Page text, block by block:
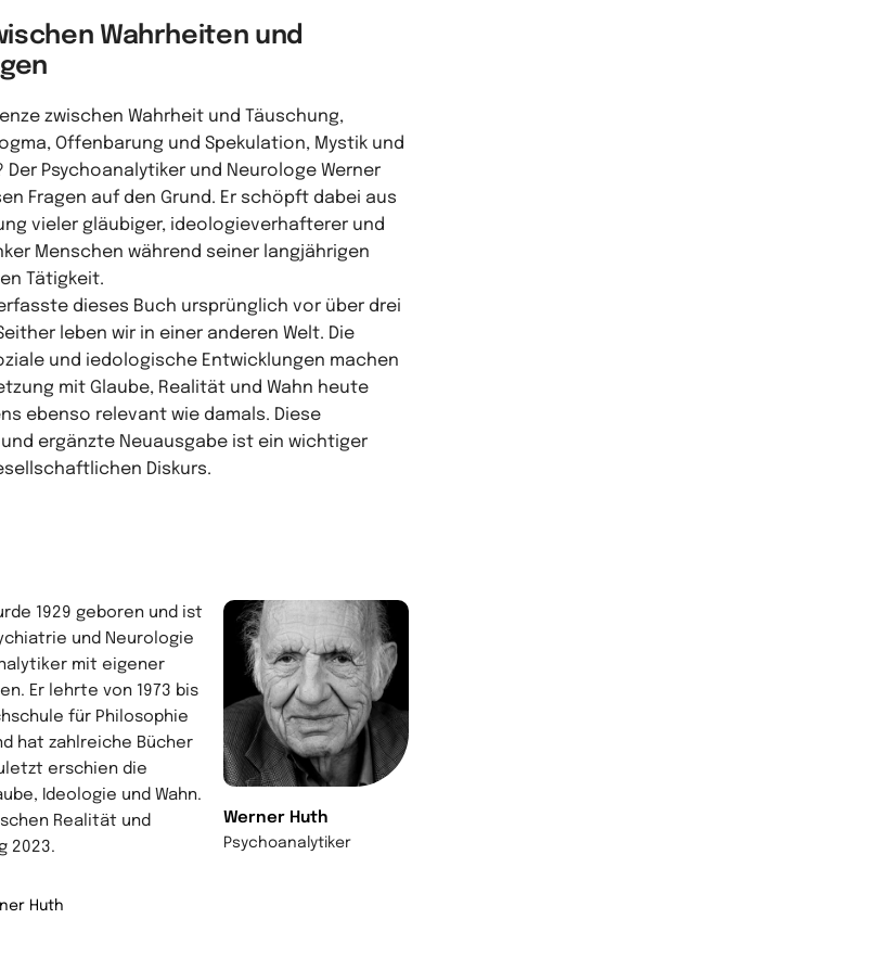
Wahrheiten und
zwischen Wahrheit und Täuschung,
Offenbarung und Spekulation, Mystik und
Psychoanalytiker und Neurologe Werner
Fragen auf den Grund. Er schöpft dabei aus
vieler gläubiger, ideologieverhafterer und
Menschen während seiner langjährigen
Tätigkeit.
dieses Buch ursprünglich vor über drei
leben wir in einer anderen Welt. Die
und iedologische Entwicklungen machen
mit Glaube, Realität und Wahn heute
ebenso relevant wie damals. Diese
ergänzte Neuausgabe ist ein wichtiger
Diskurs.
Werner Huth
Psychoanalytiker
1929 geboren und ist
und Neurologie
mit eigener
Er lehrte von 1973 bis
für Philosophie
hat zahlreiche Bücher
erschien die
Ideologie und Wahn.
Realität und
2023.
Huth